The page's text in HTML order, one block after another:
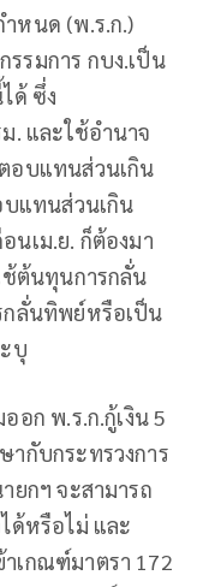
หนด (พ.ร.ก.)
รมการ กบง.เป็น
ด้ ซึ่ง
. และใช้อำนาจ
อบแทนส่วนเกิน
บแทนส่วนเกิน
นเม.ย. ก็ต้องมา
ช้ต้นทุนการกลั่น
กลั่นทิพย์หรือเป็น
บุ
อก พ.ร.ก.กู้เงิน 5
ากับกระทรวงการ
ยกฯ จะสามารถ
ด้หรือไม่ และ
เกณฑ์มาตรา 172